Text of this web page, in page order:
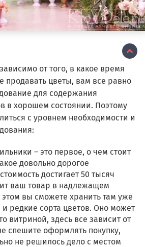
от того, в какое время
продавать цветы, вам все равно
для содержания
в хорошем состоянии. Поэтому
с уровнем необходимости и
– это первое, о чем стоит
довольно дорогое
достигает 50 тысяч
ваш товар в надлежащем
вы сможете хранить там уже
и редкие сорта цветов. Оно может
витриной, здесь все зависит от
спешите оформлять покупку,
не решилось дело с местом